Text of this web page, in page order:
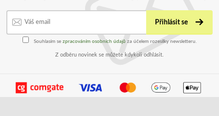
Přihlásit se
Souhlasím se zpracováním osobních údajů za účelem rozesílky newsletteru.
Z odběru novinek se můžete kdykoli odhlásit.